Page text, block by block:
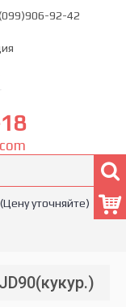
92-42
уточняйте)